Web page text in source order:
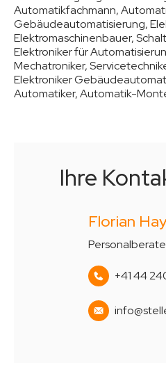
Automatikfachmann,
Gebäudeautomatisierung,
Elektromaschinenbauer,
Elektroniker für
Mechatroniker,
Elektroniker
Automatiker, Automatik-
Ihre
Florian
+41 44